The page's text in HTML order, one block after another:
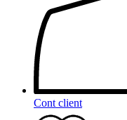
Cont client